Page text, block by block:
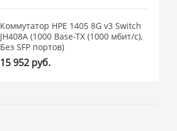
Коммутатор HPE 1405 8G v3 Switch
JH408A (1000 Base-TX (1000 мбит/с),
Без SFP портов)
15 952 руб.